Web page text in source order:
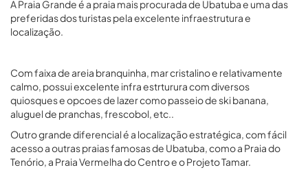
A Praia Grande é a praia mais procurada de Ubatuba e uma das
preferidas dos turistas pela excelente infraestrutura e
localização.
Com faixa de areia branquinha, mar cristalino e relativamente
calmo, possui excelente infra estrturura com diversos
quiosques e opcoes de lazer como passeio de ski banana,
aluguel de pranchas, frescobol, etc..
Outro grande diferencial é a localização estratégica, com fácil
acesso a outras praias famosas de Ubatuba, como a Praia do
Tenório, a Praia Vermelha do Centro e o Projeto Tamar.